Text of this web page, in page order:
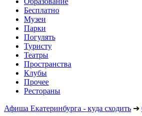
Бесплатно
Музеи
Парки
Погулять
Туристу
Театры
Пространства
Клубы
Прочее
Рестораны
Афиша Екатеринбурга - куда сходить ➔